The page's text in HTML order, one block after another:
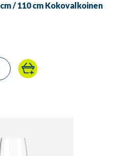
/ 110 cm Kokovalkoinen